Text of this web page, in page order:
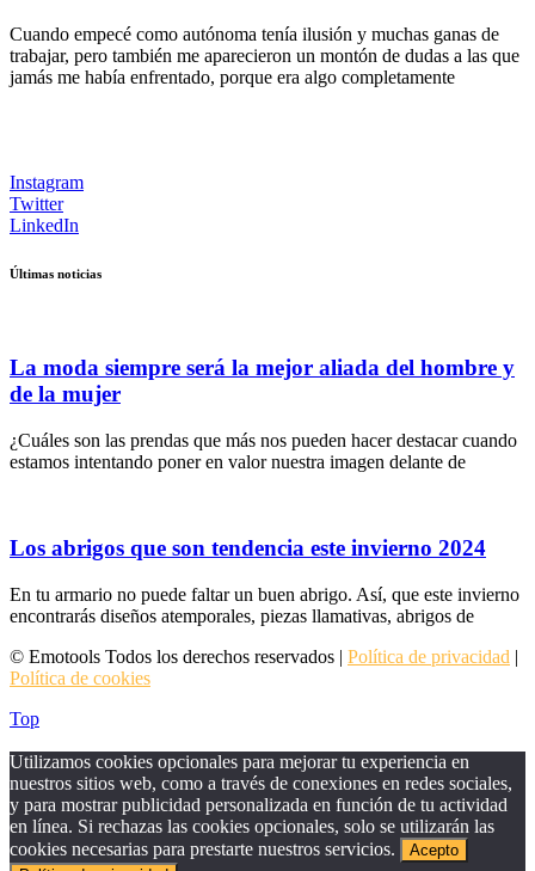
Cuando empecé como autónoma tenía ilusión y muchas ganas de
trabajar, pero también me aparecieron un montón de dudas a las que
jamás me había enfrentado, porque era algo completamente
Instagram
Twitter
LinkedIn
Últimas noticias
La moda siempre será la mejor aliada del hombre y
de la mujer
¿Cuáles son las prendas que más nos pueden hacer destacar cuando
estamos intentando poner en valor nuestra imagen delante de
Los abrigos que son tendencia este invierno 2024
En tu armario no puede faltar un buen abrigo. Así, que este invierno
encontrarás diseños atemporales, piezas llamativas, abrigos de
© Emotools Todos los derechos reservados | Política de privacidad |
Política de cookies
Top
Utilizamos cookies opcionales para mejorar tu experiencia en
nuestros sitios web, como a través de conexiones en redes sociales,
y para mostrar publicidad personalizada en función de tu actividad
en línea. Si rechazas las cookies opcionales, solo se utilizarán las
cookies necesarias para prestarte nuestros servicios.
Acepto